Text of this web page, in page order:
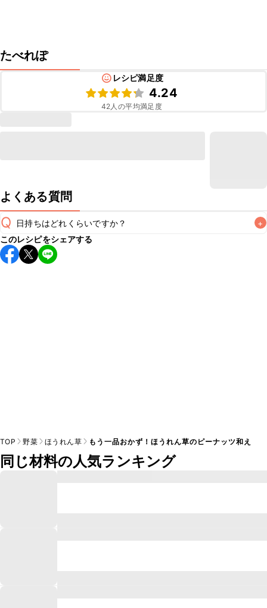
たべれぽ
レシピ満足度
4.24
42人の平均満足度
よくある質問
Q 日持ちはどれくらいですか？ +
保存期間は冷蔵で翌日中が目安です。なるべくお早めにお召
し上がりください。
このレシピをシェアする
TOP 野菜 ほうれん草 もう一品おかず！ほうれん草のピーナッツ和え
同じ材料の人気ランキング